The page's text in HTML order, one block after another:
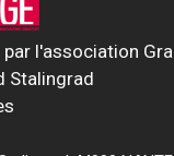
l'association
Stalingrad